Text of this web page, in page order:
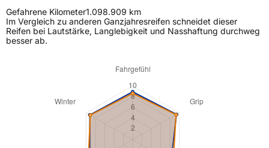
Gefahrene Kilometer1.098.909 km
Im Vergleich zu anderen Ganzjahresreifen schneidet dieser
Reifen bei Lautstärke, Langlebigkeit und Nasshaftung durchweg
besser ab.